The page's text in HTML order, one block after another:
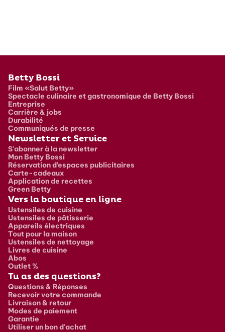
Pied de page
Betty Bossi
Film «Salut Betty»
Spectacle culinaire et gastronomique de Betty Bossi
Entreprise
Carrière & jobs
Durabilité
Communiqués de presse
Newsletter et Service
S'abonner à la newsletter
Mon Betty Bossi
Réservation d’espaces publicitaires
Carte-cadeaux
Application de recettes
Green Betty
Vers la boutique en ligne
Ustensiles de cuisine
Ustensiles de pâtisserie
Appareils électriques
Tout pour la maison
Ustensiles de nettoyage
Livres de cuisine
Abos
Outlet %
Tu as des questions?
Questions & Réponses
Recevoir votre commande
Livraison & retour
Modes de paiement
Garantie
Utiliser un bon d'achat